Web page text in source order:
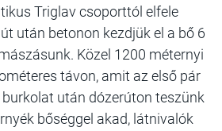
Triglav csoporttól elfele
után betonon kezdjük el a bő 6
Közel 1200 méternyi
távon, amit az első pár
után dózerúton teszünk
bőséggel akad, látnivalók